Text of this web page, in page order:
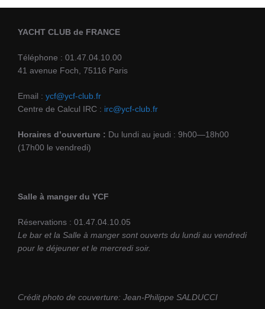
YACHT CLUB de FRANCE
Téléphone : 01.47.04.10.00
41 avenue Foch, 75116 Paris
Email : ycf@ycf-club.fr
Centre de Calcul IRC : irc@ycf-club.fr
Horaires d’ouverture : Du lundi au jeudi : 9h00—18h00
(17h00 le vendredi)
Salle à manger du YCF
Réservations : 01.47.04.10.05
Le bar et la Salle à manger sont ouverts du lundi au vendredi
pour le déjeuner et le mercredi soir.
Crédit photo de couverture: Jean-Philippe SALDUCCI